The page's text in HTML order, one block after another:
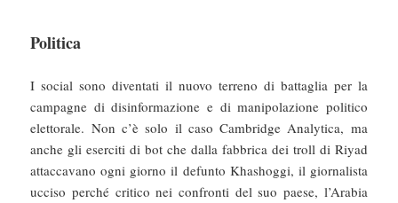
Politica
I social sono diventati il nuovo terreno di battaglia per la
campagne di disinformazione e di manipolazione politico
elettorale. Non c’è solo il caso Cambridge Analytica, ma
anche gli eserciti di bot che dalla fabbrica dei troll di Riyad
attaccavano ogni giorno il defunto Khashoggi, il giornalista
ucciso perché critico nei confronti del suo paese, l’Arabia